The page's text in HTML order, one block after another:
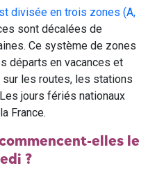
divisée en trois zones (A,
sont décalées de
Ce système de zones
départs en vacances et
les routes, les stations
jours fériés nationaux
France.
elles le
?